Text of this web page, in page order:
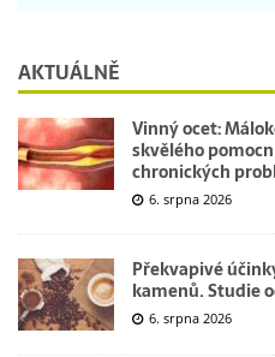
AKTUÁLNĚ
Vinný ocet:
skvělého
chronických
6. srpna 2026
Překvapivé
kamenů. Studie
6. srpna 2026